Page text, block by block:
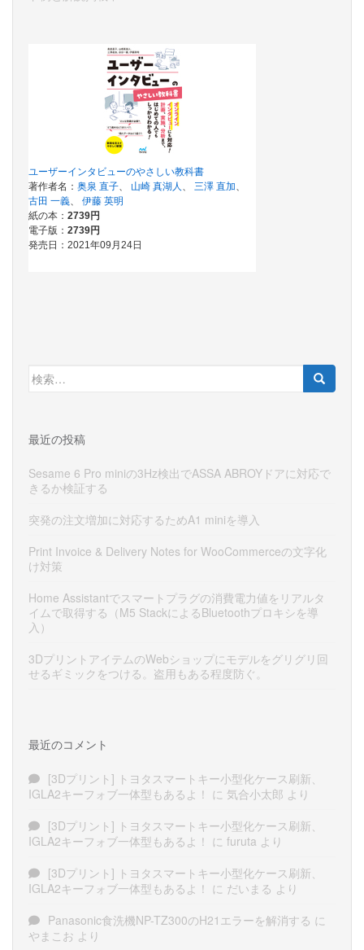
検
索:
最近の投稿
Sesame 6 Pro miniの3Hz検出でASSA ABROYドアに対応で
きるか検証する
突発の注文増加に対応するためA1 miniを導入
Print Invoice & Delivery Notes for WooCommerceの文字化
け対策
Home Assistantでスマートプラグの消費電力値をリアルタ
イムで取得する（M5 StackによるBluetoothプロキシを導
入）
3DプリントアイテムのWebショップにモデルをグリグリ回
せるギミックをつける。盗用もある程度防ぐ。
最近のコメント
[3Dプリント] トヨタスマートキー小型化ケース刷新、
IGLA2キーフォブ一体型もあるよ！ に 気合小太郎 より
[3Dプリント] トヨタスマートキー小型化ケース刷新、
IGLA2キーフォブ一体型もあるよ！ に furuta より
[3Dプリント] トヨタスマートキー小型化ケース刷新、
IGLA2キーフォブ一体型もあるよ！ に だいまる より
Panasonic食洗機NP-TZ300のH21エラーを解消する に
やまこお より